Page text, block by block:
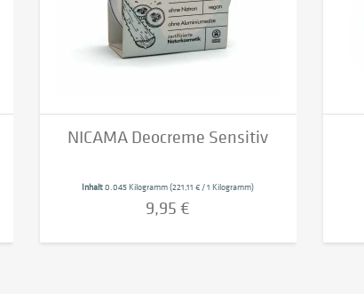
NICAMA Deocreme Sensitiv
Inhalt0.045 Kilogramm(221,11 € / 1 Kilogramm)
9,95 €